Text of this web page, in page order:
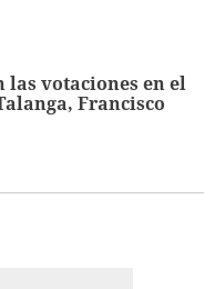
votaciones en el
Francisco